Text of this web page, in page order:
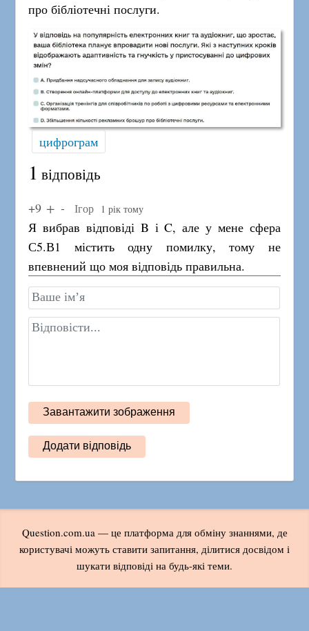
про бібліотечні послуги.
цифрограм
1 відповідь
+9 Ігор 1 рік тому
Я вибрав відповіді B і C, але у мене сфера
С5.В1 містить одну помилку, тому не
впевнений що моя відповідь правильна.
Question.com.ua — це платформа для обміну знаннями, де
користувачі можуть ставити запитання, ділитися досвідом і
шукати відповіді на будь-які теми.